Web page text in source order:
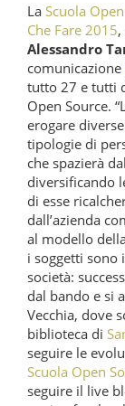
La Scuola
Che Fare 2015
Alessandro
comunicazione
tutto 27 e tutti
Open Source.
erogare
tipologie di
che spazierà
diversificando
di esse
dall’azienda
al modello
i soggetti sono
società:
dal bando e si
Vecchia, dove
biblioteca di
seguire le
Scuola Open
seguire il live